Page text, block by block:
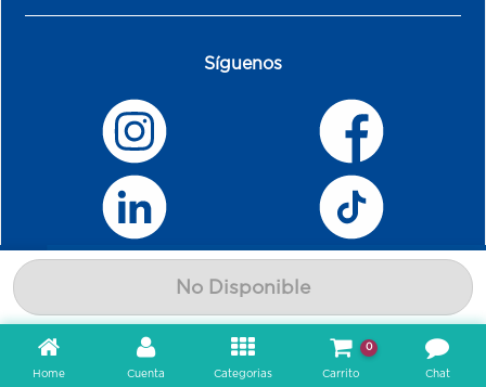
No Disponible
Síguenos
Home Cuenta Categorias
0
Carrito Chat